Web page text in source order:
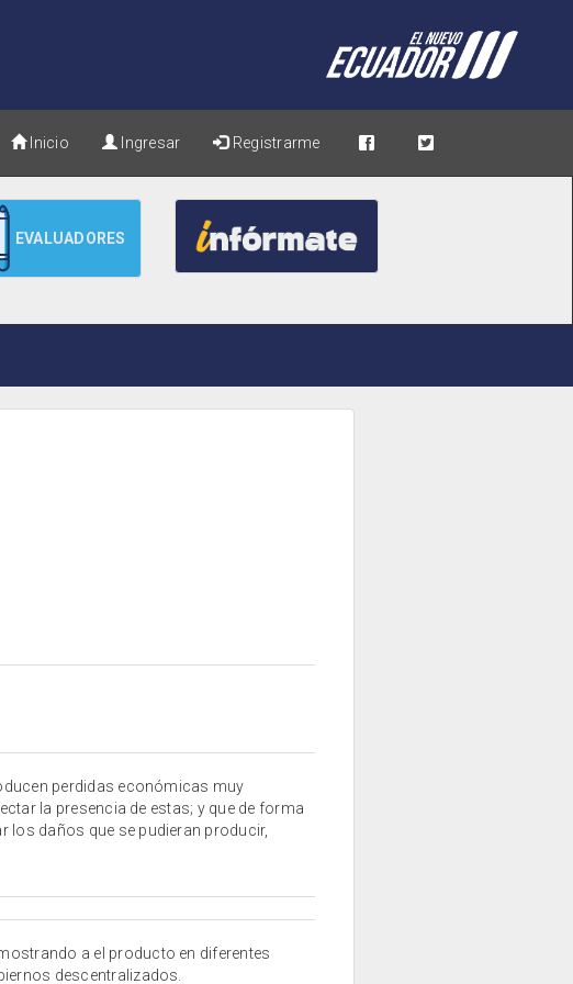
Inicio Ingresar Registrarme
EVALUADORES
perdidas económicas muy
la presencia de estas; y que de forma
daños que se pudieran producir,
a el producto en diferentes
descentralizados.